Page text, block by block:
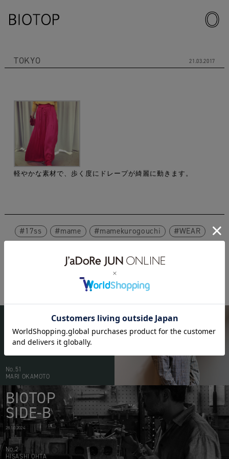
TOKYO 21.03.2017
軽やかな素材で、歩く度にドレープが綺麗に動きます。
17ss mame mamekurogouchi WEAR
BIOTOP
PEOPLE
No.51
MARI OKAMOTO
BIOTOP
SIDE-B
28.10.2024
No.2
HISASHI OHTA